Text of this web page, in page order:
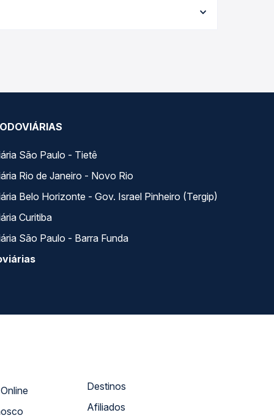
garante a melhor oferta para o seu roteiro.
São Paulo - Tietê
Rio de Janeiro - Novo Rio
Belo Horizonte - Gov. Israel Pinheiro (Tergip)
Curitiba
São Paulo - Barra Funda
Atendimento Online
Destinos
Afiliados